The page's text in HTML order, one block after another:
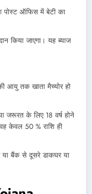
पोस्ट ऑफिस में बेटी का
किया जाएगा। यह ब्याज
आयु तक खाता मैच्योर हो
जरूरत के लिए 18 वर्ष होने
केवल 50 % राशि ही
बैंक से दूसरे डाकघर या